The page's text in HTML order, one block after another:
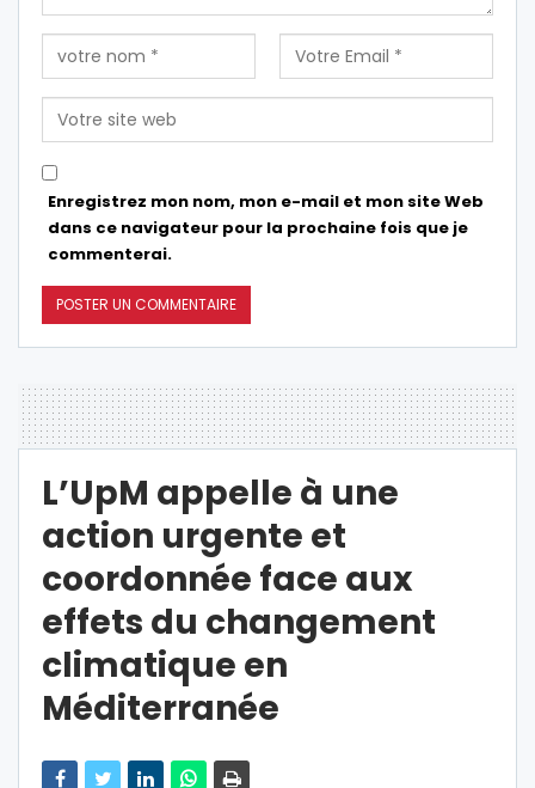
Enregistrez mon nom, mon e-mail et mon site Web
dans ce navigateur pour la prochaine fois que je
commenterai.
L’UpM appelle à une
action urgente et
coordonnée face aux
effets du changement
climatique en
Méditerranée